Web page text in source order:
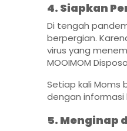
4. Siapkan
Di tengah
berpergian.
virus yang
MOOIMOM
Setiap kali Moms
dengan informasi
5. Menginap